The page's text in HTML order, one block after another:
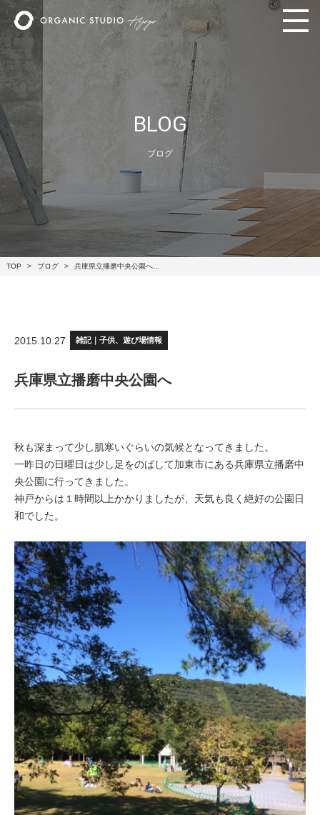
BLOG
ブログ
TOP ブログ 兵庫県立播磨中央公園へ…
2015.10.27 雑記｜子供、遊び場情報
兵庫県立播磨中央公園へ
秋も深まって少し肌寒いぐらいの気候となってきました。
一昨日の日曜日は少し足をのばして加東市にある兵庫県立播磨中
央公園に行ってきました。
神戸からは１時間以上かかりましたが、天気も良く絶好の公園日
和でした。